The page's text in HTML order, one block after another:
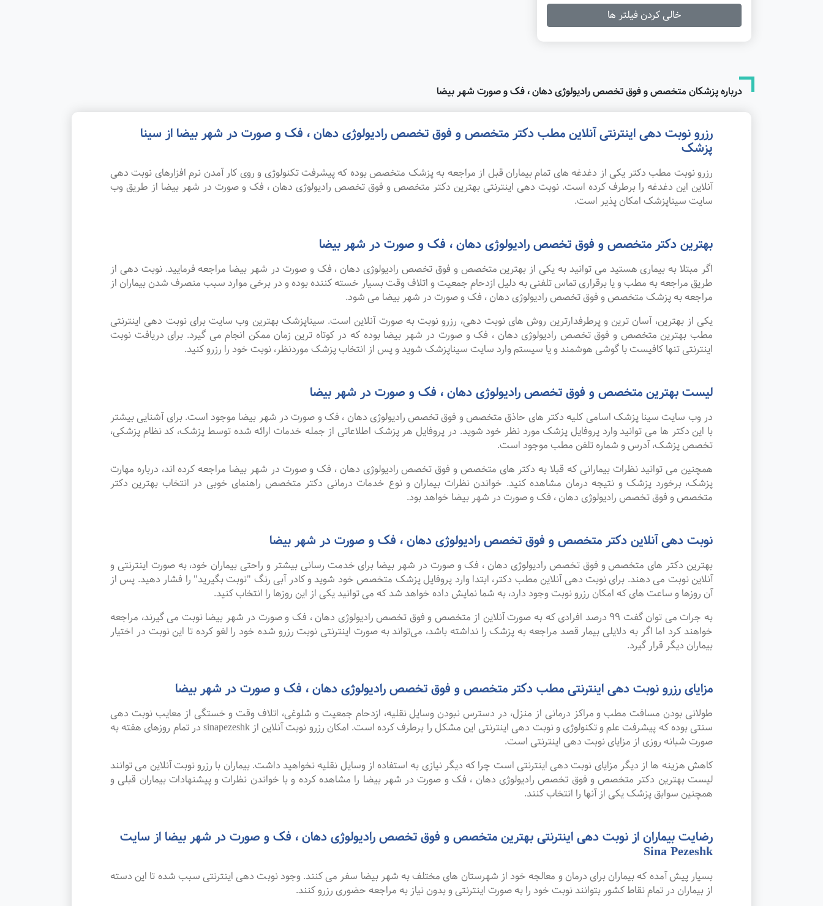
خالی کردن فیلتر ها
درباره پزشکان متخصص و فوق تخصص رادیولوژی دهان ، فک و صورت شهر بیضا
رزرو نوبت دهی اینترنتی آنلاین مطب دکتر متخصص و فوق تخصص رادیولوژی دهان ، فک و صورت در شهر بیضا از سینا
پزشک
رزرو نوبت مطب دکتر یکی از دغدغه های تمام بیماران قبل از مراجعه به پزشک متخصص بوده که پیشرفت تکنولوژی و روی کار آمدن نرم افزارهای نوبت دهی
آنلاین این دغدغه را برطرف کرده است. نوبت دهی اینترنتی بهترین دکتر متخصص و فوق تخصص رادیولوژی دهان ، فک و صورت در شهر بیضا از طریق وب
سایت سیناپزشک امکان پذیر است.
بهترین دکتر متخصص و فوق تخصص رادیولوژی دهان ، فک و صورت در شهر بیضا
اگر مبتلا به بیماری هستید می توانید به یکی از بهترین متخصص و فوق تخصص رادیولوژی دهان ، فک و صورت در شهر بیضا مراجعه فرمایید. نوبت دهی از
طریق مراجعه به مطب و یا برقراری تماس تلفنی به دلیل ازدحام جمعیت و اتلاف وقت بسیار خسته کننده بوده و در برخی موارد سبب منصرف شدن بیماران از
مراجعه به پزشک متخصص و فوق تخصص رادیولوژی دهان ، فک و صورت در شهر بیضا می شود.
یکی از بهترین، آسان ترین و پرطرفدارترین روش های نوبت دهی، رزرو نوبت به صورت آنلاین است. سیناپزشک بهترین وب سایت برای نوبت دهی اینترنتی
مطب بهترین متخصص و فوق تخصص رادیولوژی دهان ، فک و صورت در شهر بیضا بوده که در کوتاه ترین زمان ممکن انجام می گیرد. برای دریافت نوبت
اینترنتی تنها کافیست با گوشی هوشمند و یا سیستم وارد سایت سیناپزشک شوید و پس از انتخاب پزشک موردنظر، نوبت خود را رزرو کنید.
لیست بهترین متخصص و فوق تخصص رادیولوژی دهان ، فک و صورت در شهر بیضا
در وب سایت سینا پزشک اسامی کلیه دکتر های حاذق متخصص و فوق تخصص رادیولوژی دهان ، فک و صورت در شهر بیضا موجود است. برای آشنایی بیشتر
با این دکتر ها می توانید وارد پروفایل پزشک مورد نظر خود شوید. در پروفایل هر پزشک اطلاعاتی از جمله خدمات ارائه شده توسط پزشک، کد نظام پزشکی،
تخصص پزشک، آدرس و شماره تلفن مطب موجود است.
همچنین می توانید نظرات بیمارانی که قبلا به دکتر های متخصص و فوق تخصص رادیولوژی دهان ، فک و صورت در شهر بیضا مراجعه کرده اند، درباره مهارت
پزشک، برخورد پزشک و نتیجه درمان مشاهده کنید. خواندن نظرات بیماران و نوع خدمات درمانی دکتر متخصص راهنمای خوبی در انتخاب بهترین دکتر
متخصص و فوق تخصص رادیولوژی دهان ، فک و صورت در شهر بیضا خواهد بود.
نوبت دهی آنلاین دکتر متخصص و فوق تخصص رادیولوژی دهان ، فک و صورت در شهر بیضا
بهترین دکتر های متخصص و فوق تخصص رادیولوژی دهان ، فک و صورت در شهر بیضا برای خدمت رسانی بیشتر و راحتی بیماران خود، به صورت اینترنتی و
آنلاین نوبت می دهند. برای نوبت دهی آنلاین مطب دکتر، ابتدا وارد پروفایل پزشک متخصص خود شوید و کادر آبی رنگ "نوبت بگیرید" را فشار دهید. پس از
آن روزها و ساعت های که امکان رزرو نوبت وجود دارد، به شما نمایش داده خواهد شد که می توانید یکی از این روزها را انتخاب کنید.
به جرات می‌ توان گفت ۹۹ درصد افرادی که به صورت آنلاین از متخصص و فوق تخصص رادیولوژی دهان ، فک و صورت در شهر بیضا نوبت می گیرند، مراجعه
خواهند کرد اما اگر به دلایلی بیمار قصد مراجعه به پزشک را نداشته باشد، می‌تواند به صورت اینترنتی نوبت رزرو شده خود را لغو کرده تا این نوبت در اختیار
بیماران دیگر قرار گیرد.
مزایای رزرو نوبت دهی اینترنتی مطب دکتر متخصص و فوق تخصص رادیولوژی دهان ، فک و صورت در شهر بیضا
طولانی بودن مسافت مطب و مراکز درمانی از منزل، در دسترس نبودن وسایل نقلیه، ازدحام جمعیت و شلوغی، اتلاف وقت و خستگی از معایب نوبت دهی
سنتی بوده که پیشرفت علم و تکنولوژی و نوبت دهی اینترنتی این مشکل را برطرف کرده است. امکان رزرو نوبت آنلاین از sinapezeshk در تمام روزهای هفته به
صورت شبانه روزی از مزایای نوبت دهی اینترنتی است.
کاهش هزینه ها از دیگر مزایای نوبت دهی اینترنتی است چرا که دیگر نیازی به استفاده از وسایل نقلیه نخواهید داشت. بیماران با رزرو نوبت آنلاین می توانند
لیست بهترین دکتر متخصص و فوق تخصص رادیولوژی دهان ، فک و صورت در شهر بیضا را مشاهده کرده و با خواندن نظرات و پیشنهادات بیماران قبلی و
همچنین سوابق پزشک یکی از آنها را انتخاب کنند.
رضایت بیماران از نوبت دهی اینترنتی بهترین متخصص و فوق تخصص رادیولوژی دهان ، فک و صورت در شهر بیضا از سایت
Sina Pezeshk
بسیار پیش آمده که بیماران برای درمان و معالجه خود از شهرستان های مختلف به شهر بیضا سفر می کنند. وجود نوبت دهی اینترنتی سبب شده تا این دسته
از بیماران در تمام نقاط کشور بتوانند نوبت خود را به صورت اینترنتی و بدون نیاز به مراجعه حضوری رزرو کنند.